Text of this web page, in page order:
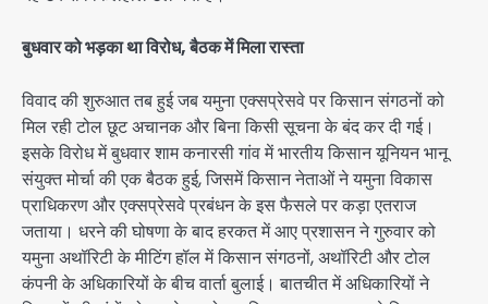
बुधवार को भड़का था विरोध, बैठक में मिला रास्ता
विवाद की शुरुआत तब हुई जब यमुना एक्सप्रेसवे पर किसान संगठनों को
मिल रही टोल छूट अचानक और बिना किसी सूचना के बंद कर दी गई।
इसके विरोध में बुधवार शाम कनारसी गांव में भारतीय किसान यूनियन भानू
संयुक्त मोर्चा की एक बैठक हुई, जिसमें किसान नेताओं ने यमुना विकास
प्राधिकरण और एक्सप्रेसवे प्रबंधन के इस फैसले पर कड़ा एतराज
जताया। धरने की घोषणा के बाद हरकत में आए प्रशासन ने गुरुवार को
यमुना अथॉरिटी के मीटिंग हॉल में किसान संगठनों, अथॉरिटी और टोल
कंपनी के अधिकारियों के बीच वार्ता बुलाई। बातचीत में अधिकारियों ने